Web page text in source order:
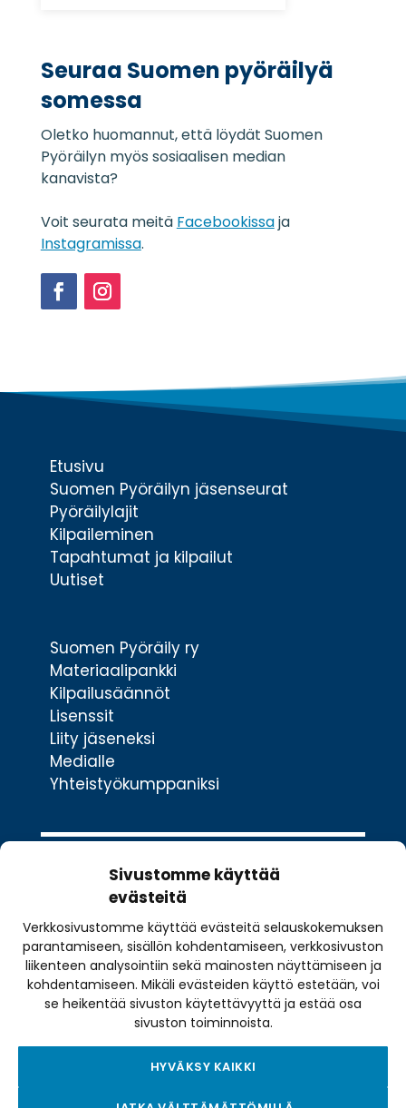
Sivustomme käyttää
evästeitä
Verkkosivustomme käyttää evästeitä selauskokemuksen
parantamiseen, sisällön kohdentamiseen, verkkosivuston
liikenteen analysointiin sekä mainosten näyttämiseen ja
kohdentamiseen. Mikäli evästeiden käyttö estetään, voi
se heikentää sivuston käytettävyyttä ja estää osa
sivuston toiminnoista.
HYVÄKSY KAIKKI
*
Seuraa Suomen pyöräilyä
somessa
Oletko huomannut, että löydät Suomen
Pyöräilyn myös sosiaalisen median
kanavista?
Voit seurata meitä Facebookissaja
Instagramissa.
Etusivu
Suomen Pyöräilyn jäsenseurat
Pyöräilylajit
Kilpaileminen
Tapahtumat ja kilpailut
Uutiset
Suomen Pyöräily ry
Materiaalipankki
Kilpailusäännöt
Lisenssit
Liity jäseneksi
Medialle
Yhteistyökumppaniksi
Valimotie 10
00380 Helsinki
toimisto@pyoraily.fi
+358 50 516 9590
Tietosuojaseloste